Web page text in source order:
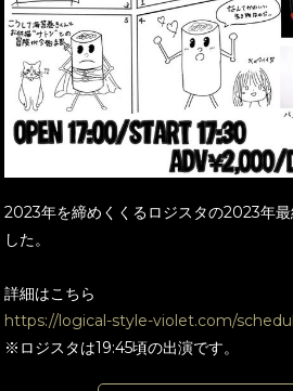
2023年を締めくくるロジスタの2023年
した。
詳細はこちら
https://logical-style-violet.com/
※ロジスタは19:45頃の出演です。